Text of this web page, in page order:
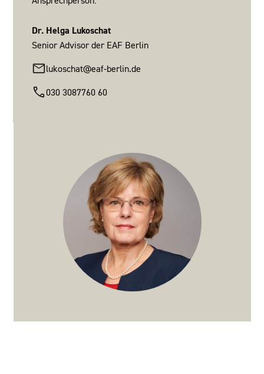
Dr. Helga Lukoschat
Senior Advisor der EAF Berlin
lukoschat@eaf-berlin.de
030 3087760 60